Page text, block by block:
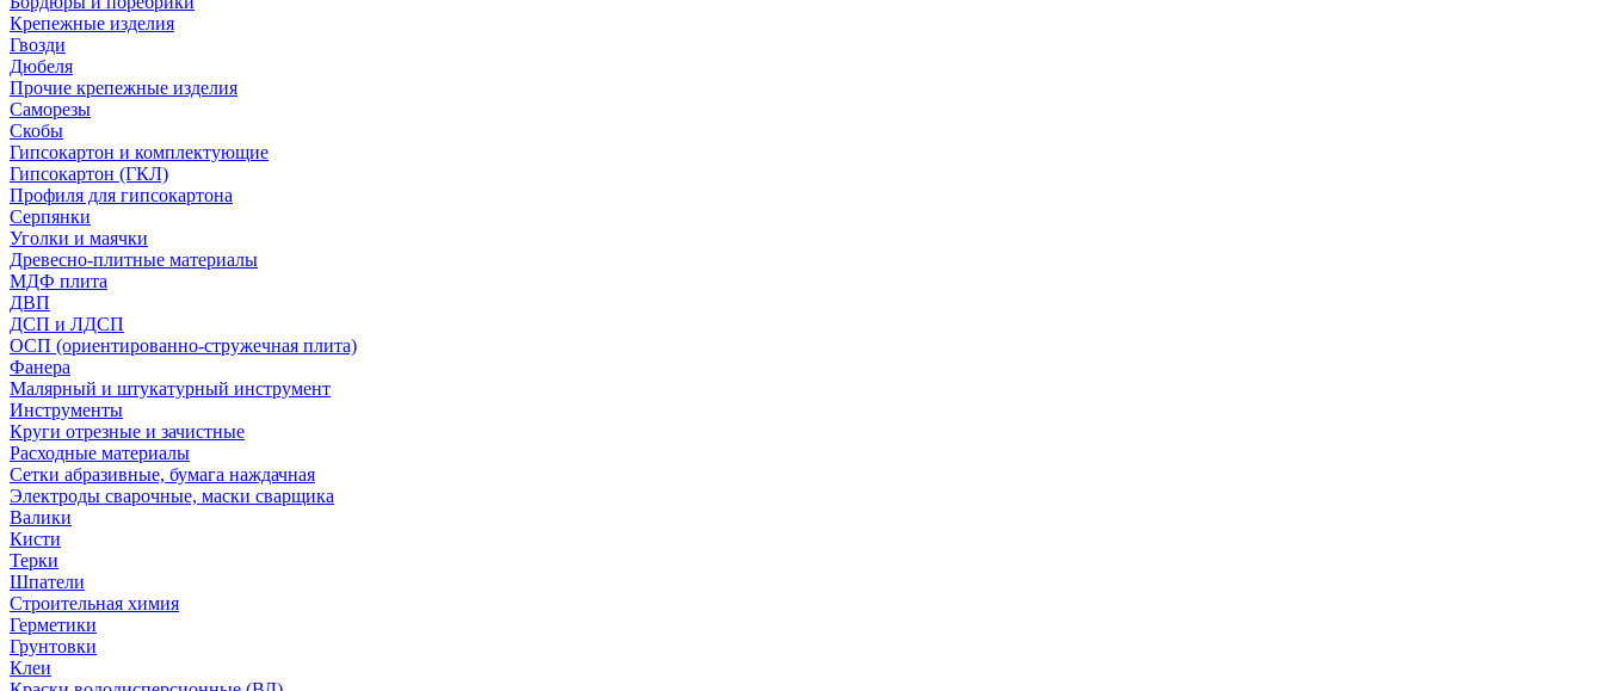
Крепежные изделия
Гвозди
Дюбеля
Прочие крепежные изделия
Саморезы
Скобы
Гипсокартон и комплектующие
Гипсокартон (ГКЛ)
Профиля для гипсокартона
Серпянки
Уголки и маячки
Древесно-плитные материалы
МДФ плита
ДВП
ДСП и ЛДСП
ОСП (ориентированно-стружечная плита)
Фанера
Малярный и штукатурный инструмент
Инструменты
Круги отрезные и зачистные
Расходные материалы
Сетки абразивные, бумага наждачная
Электроды сварочные, маски сварщика
Валики
Кисти
Терки
Шпатели
Строительная химия
Герметики
Грунтовки
Клеи